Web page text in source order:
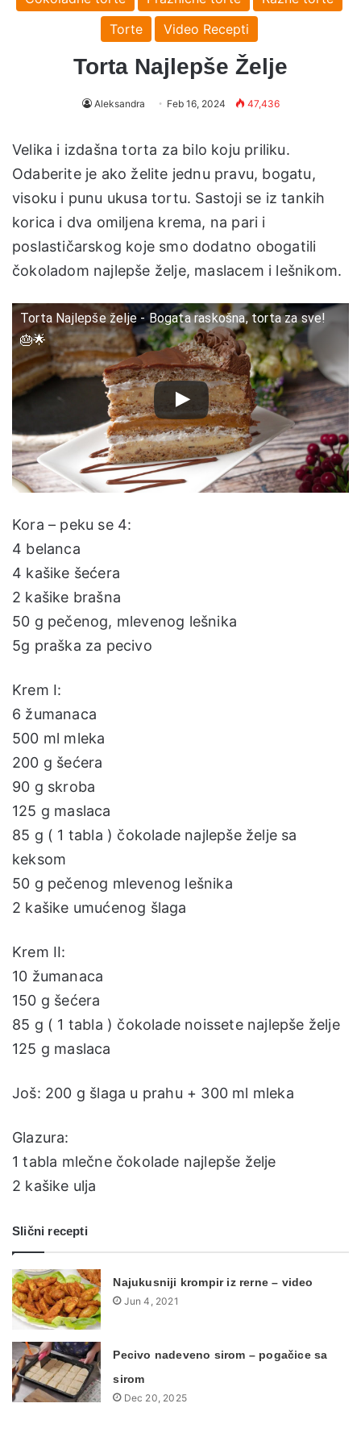
Torte
Video Recepti
Torta Najlepše Želje
Aleksandra Feb 16, 2024 47,436
Velika i izdašna torta za bilo koju priliku.
Odaberite je ako želite jednu pravu, bogatu,
visoku i punu ukusa tortu. Sastoji se iz tankih
korica i dva omiljena krema, na pari i
poslastičarskog koje smo dodatno obogatili
čokoladom najlepše želje, maslacem i lešnikom.
Torta Najlepše želje - Bogata raskošna, torta za sve!
🎂🌟
Kora – peku se 4:
4 belanca
4 kašike šećera
2 kašike brašna
50 g pečenog, mlevenog lešnika
5g praška za pecivo
Krem I:
6 žumanaca
500 ml mleka
200 g šećera
90 g skroba
125 g maslaca
85 g ( 1 tabla ) čokolade najlepše želje sa
keksom
50 g pečenog mlevenog lešnika
2 kašike umućenog šlaga
Krem II:
10 žumanaca
150 g šećera
85 g ( 1 tabla ) čokolade noissete najlepše želje
125 g maslaca
Još: 200 g šlaga u prahu + 300 ml mleka
Glazura:
1 tabla mlečne čokolade najlepše želje
2 kašike ulja
Slični recepti
Najukusniji krompir iz rerne – video
Jun 4, 2021
Pecivo nadeveno sirom – pogačice sa
sirom
Dec 20, 2025